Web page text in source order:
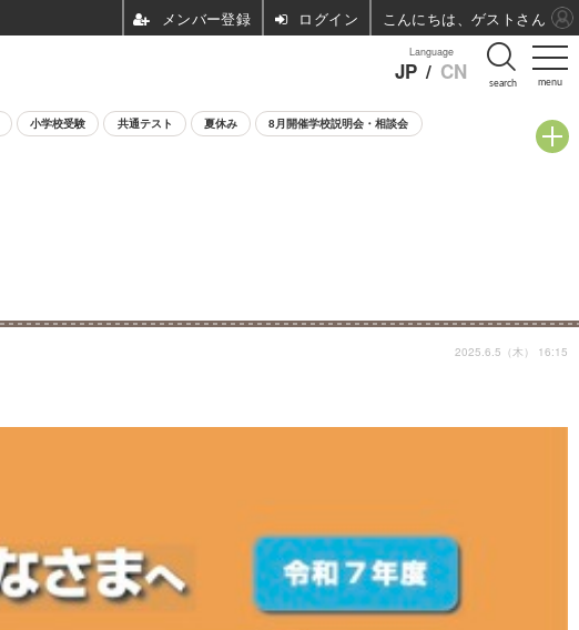
menu
Language
JP / CN search
小学校受験 共通テスト 夏休み 8月開催学校説明会・相談会
2025.6.5（木） 16:15
ログイン こんにちは、ゲストさん